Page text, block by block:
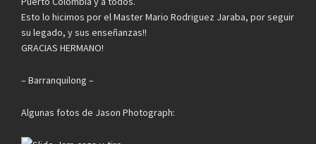
Esto lo hicimos por el Master Mario Rodriguez Jaraba, por seguir
su legado, y sus enseñanzas!!
GRACIAS HERMANO!
– Barranquilong –
Algunas fotos de Jason Photograph: